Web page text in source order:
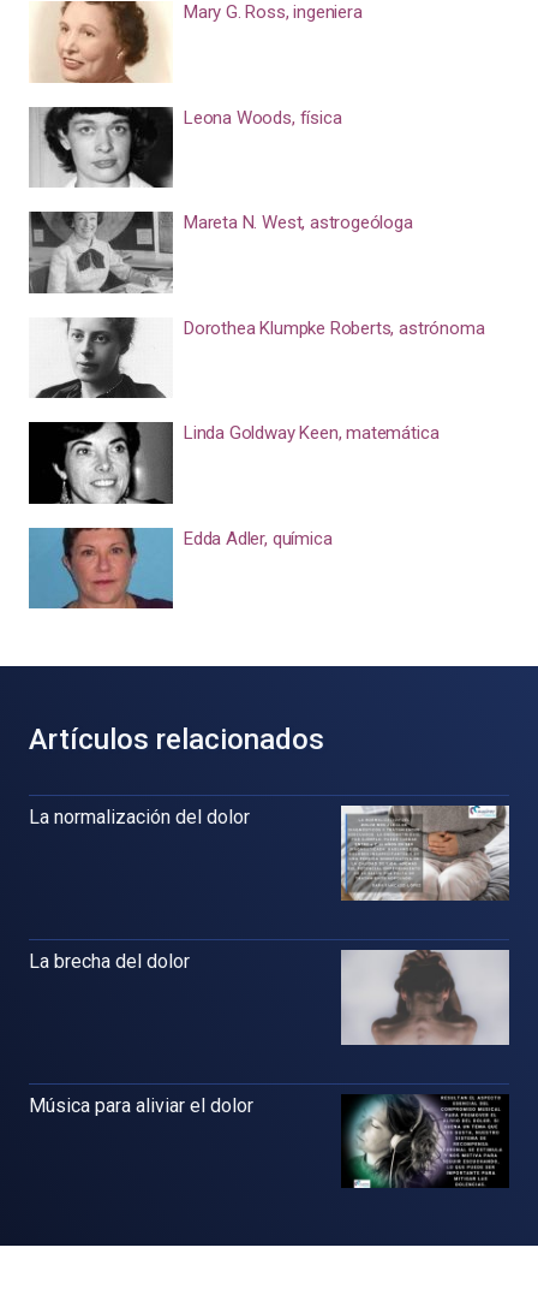
Mary G. Ross, ingeniera
Leona Woods, física
Mareta N. West, astrogeóloga
Dorothea Klumpke Roberts, astrónoma
Linda Goldway Keen, matemática
Edda Adler, química
Artículos relacionados
La normalización del dolor
La brecha del dolor
Música para aliviar el dolor